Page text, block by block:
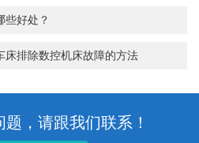
些好处？
床排除数控机床故障的方法
，请跟我们联系！